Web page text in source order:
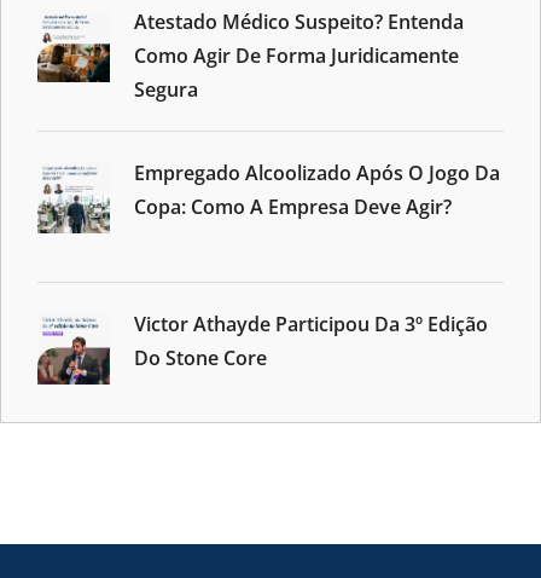
Atestado Médico Suspeito? Entenda
Como Agir De Forma Juridicamente
Segura
Empregado Alcoolizado Após O Jogo Da
Copa: Como A Empresa Deve Agir?
Victor Athayde Participou Da 3º Edição
Do Stone Core